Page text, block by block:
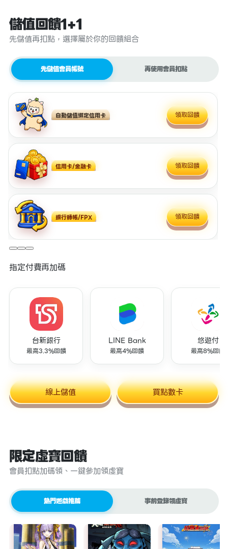
儲值回饋1+1
先儲值再扣點，選擇屬於你的回饋組合
先儲值會員帳號 再使用會員扣點
自動儲值綁定信用卡 領取回饋
信用卡/金融卡 領取回饋
銀行轉帳/FPX 領取回饋
指定付費再加碼
台新銀行
最高3.3%回饋
LINE Bank
最高4%回饋
悠遊付
最高8%回饋
線上儲值 買點數卡
限定虛寶回饋
會員扣點加碼領、一鍵參加領虛寶
熱門遊戲推薦 事前登錄領虛寶